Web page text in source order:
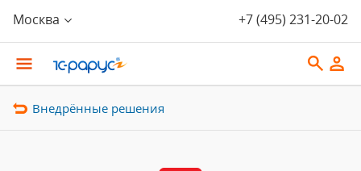
Москва +7 (495) 231-20-02
Внедрённые решения